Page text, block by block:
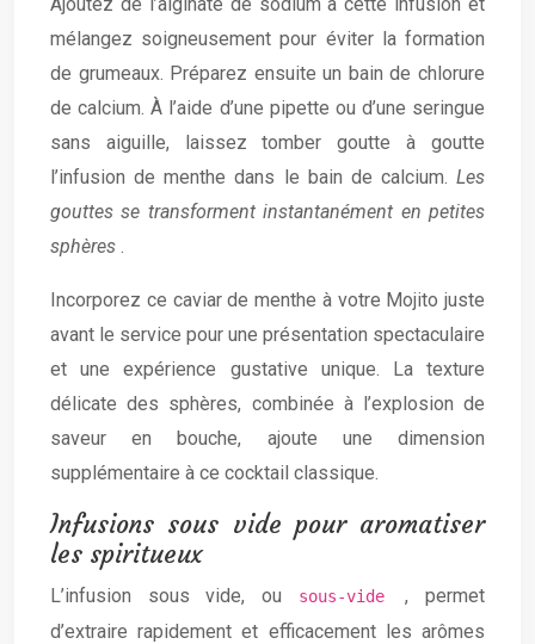
mélangez soigneusement pour éviter la formation
de grumeaux. Préparez ensuite un bain de chlorure
de calcium. À l’aide d’une pipette ou d’une seringue
sans aiguille, laissez tomber goutte à goutte
l’infusion de menthe dans le bain de calcium. Les
gouttes se transforment instantanément en petites
sphères .
Incorporez ce caviar de menthe à votre Mojito juste
avant le service pour une présentation spectaculaire
et une expérience gustative unique. La texture
délicate des sphères, combinée à l’explosion de
saveur en bouche, ajoute une dimension
supplémentaire à ce cocktail classique.
Infusions sous vide pour aromatiser
les spiritueux
L’infusion sous vide, ou sous-vide, permet
d’extraire rapidement et efficacement les arômes